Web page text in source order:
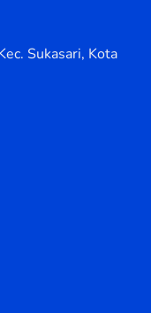
Sukasari, Kota